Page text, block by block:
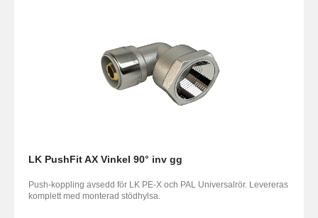
LK PushFit AX Vinkel 90° inv gg
Push-koppling avsedd för LK PE-X och PAL Universalrör. Levereras
komplett med monterad stödhylsa.